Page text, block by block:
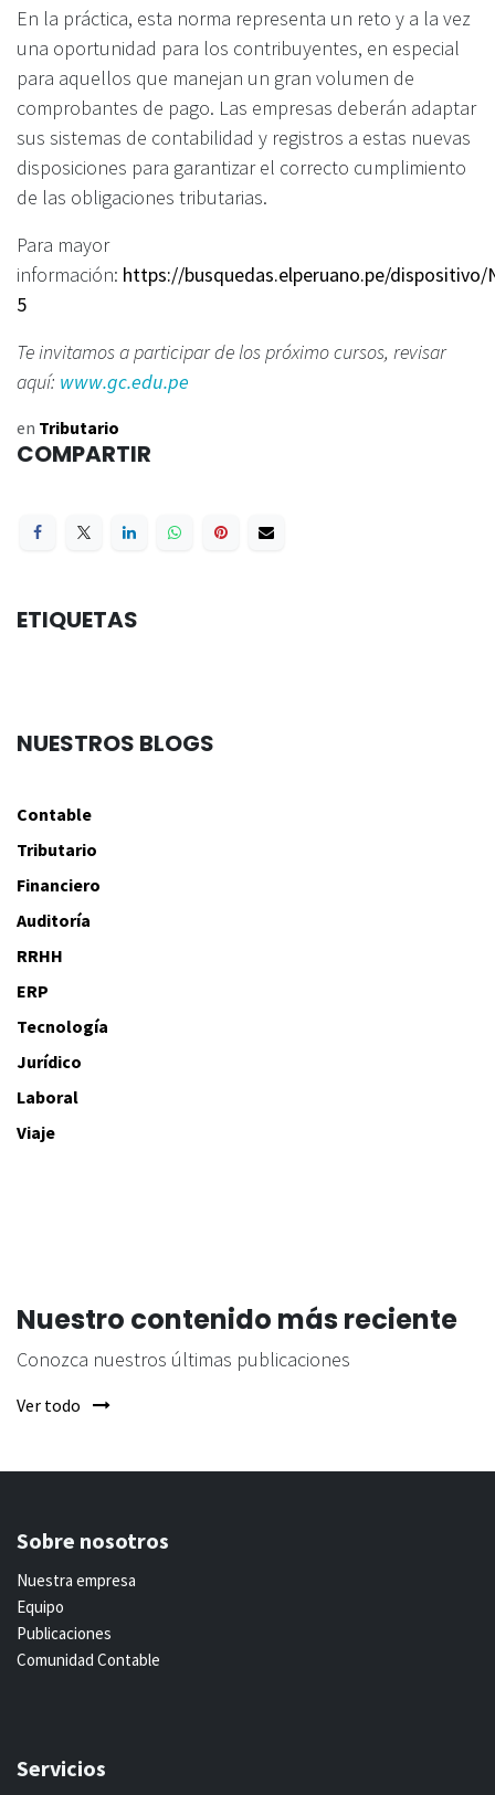
En la práctica, esta norma representa un reto y a la vez
una oportunidad para los contribuyentes, en especial
para aquellos que manejan un gran volumen de
comprobantes de pago. Las empresas deberán adaptar
sus sistemas de contabilidad y registros a estas nuevas
disposiciones para garantizar el correcto cumplimiento
de las obligaciones tributarias.
Para mayor
información: https://busquedas.elperuano.pe/dispositivo/
5
Te invitamos a participar de los próximo cursos, revisar
aquí: www.gc.edu.pe
en Tributario
COMPARTIR
ETIQUETAS
NUESTROS BLOGS
Contable
Tributario
Financiero
Auditoría
RRHH
ERP
Tecnología
Jurídico
Laboral
Viaje
Nuestro contenido más reciente
Conozca nuestros últimas publicaciones
Ver todo
Sobre nosotros
Nuestra empresa
Equipo
Publicaciones
Comunidad Contable
Servicios